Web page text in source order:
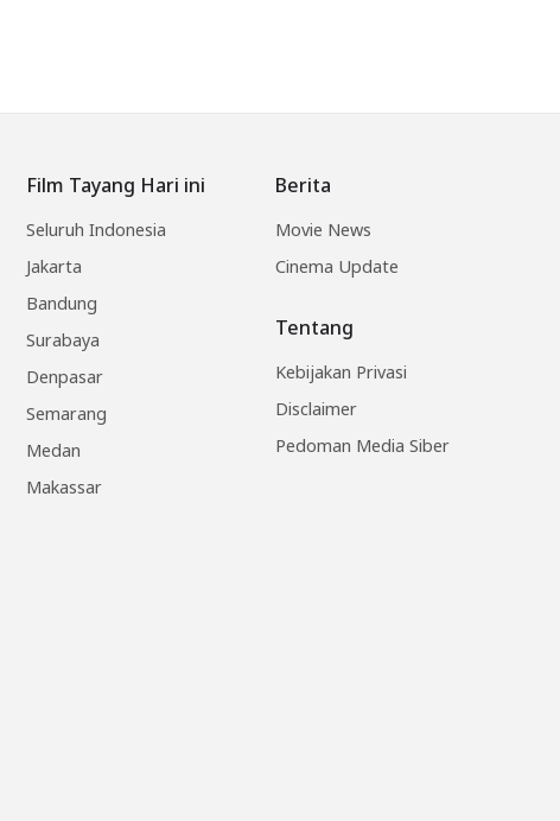
Film Tayang Hari ini
Seluruh Indonesia
Jakarta
Bandung
Surabaya
Denpasar
Semarang
Medan
Makassar
Berita
Movie News
Cinema Update
Tentang
Kebijakan Privasi
Disclaimer
Pedoman Media Siber